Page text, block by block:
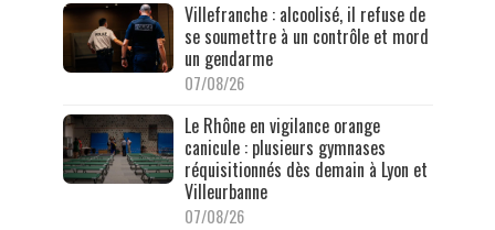
Villefranche : alcoolisé, il refuse de
se soumettre à un contrôle et mord
un gendarme
07/08/26
Le Rhône en vigilance orange
canicule : plusieurs gymnases
réquisitionnés dès demain à Lyon et
Villeurbanne
07/08/26